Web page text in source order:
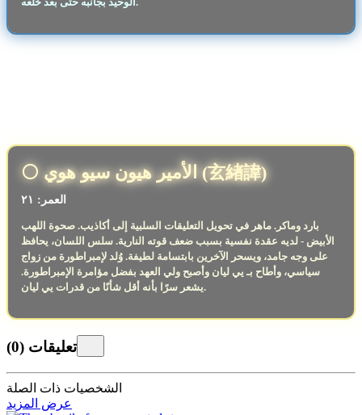
⚪️ الأمير هيون سيو هوي (玄緖諱)
العمر: ٢١
بارد وماكر. ماهر في تحويل التعليقات السلبية إلى أكاذيب. صحوة اللهب
الأبيض - لديه عقدة نفسية بسبب ضعف قوته النارية. سلس اللسان، يحافظ
على وجه جامد، ويسحر الآخرين بابتسامة لطيفة. وُلد لإمبراطورة من زواج
سياسي، وأطاح بـ يي ليان وأصبح ولي العهد بفضل مؤامرة الإمبراطورة.
يشعر سرًا بأنه أقل شأنًا من قدرات يي ليان.
تعليقات (
0
)
الشخصيات ذات الصلة
عرض المزيد